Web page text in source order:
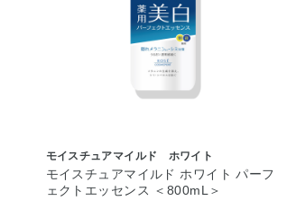
モイスチュアマイルド ホワイト
モイスチュアマイルド ホワイト パーフ
ェクトエッセンス ＜800mL＞